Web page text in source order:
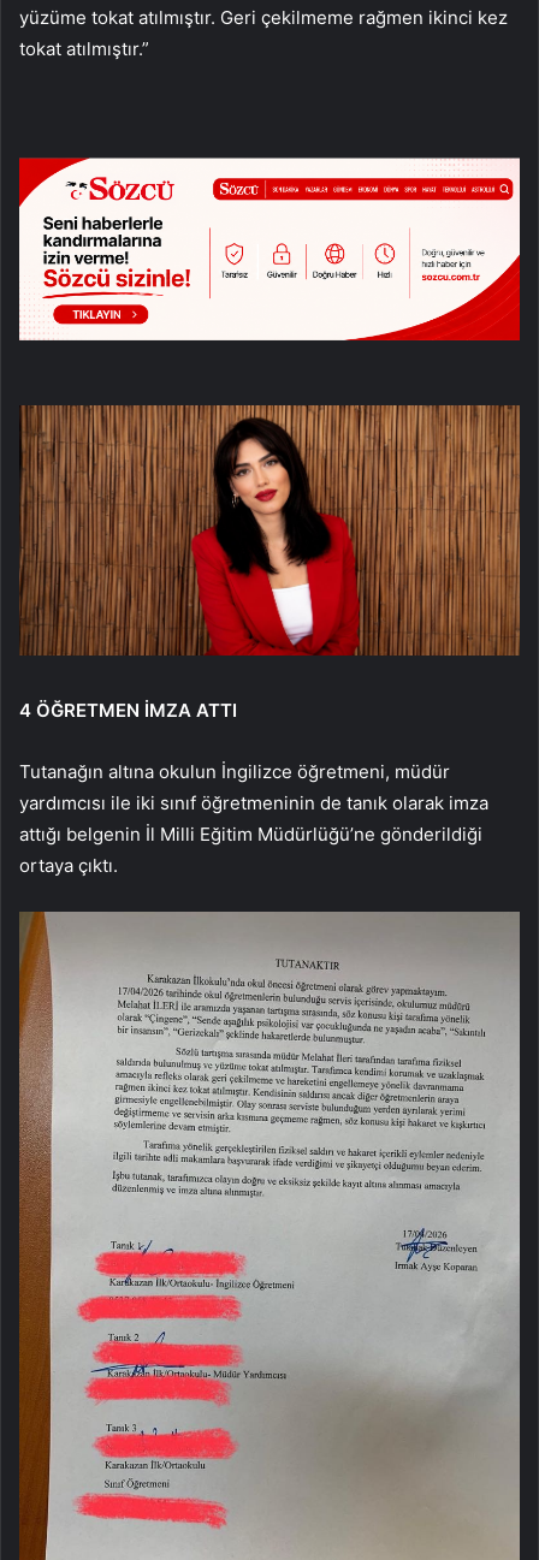
yüzüme tokat atılmıştır. Geri çekilmeme rağmen ikinci kez
tokat atılmıştır.”
4 ÖĞRETMEN İMZA ATTI
Tutanağın altına okulun İngilizce öğretmeni, müdür
yardımcısı ile iki sınıf öğretmeninin de tanık olarak imza
attığı belgenin İl Milli Eğitim Müdürlüğü’ne gönderildiği
ortaya çıktı.